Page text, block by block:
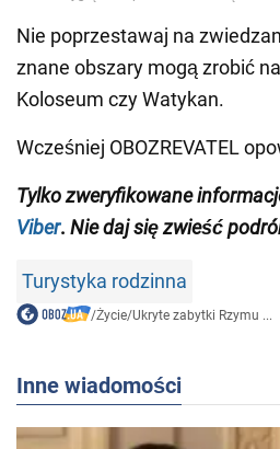
Nie poprzestawaj na
znane obszary mogą zrobić
Koloseum czy Watykan.
Wcześniej OBOZREVATEL
Tylkozweryfikowane
Viber. Nie daj się zwieść
Turystyka rodzinna
/Życie/Ukryte zabytki Rzymu ...
Inne wiadomości